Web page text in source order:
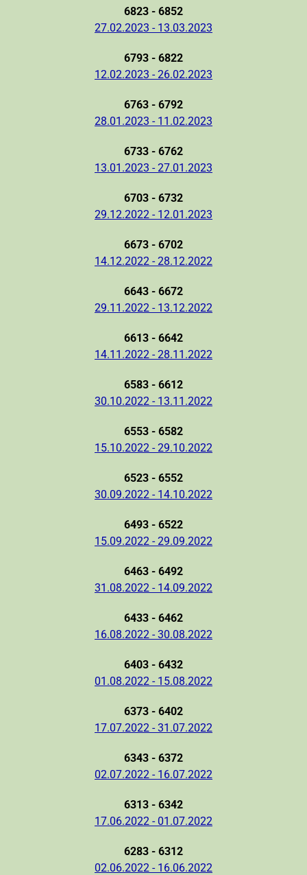
6823 - 6852
27.02.2023 - 13.03.2023
6793 - 6822
12.02.2023 - 26.02.2023
6763 - 6792
28.01.2023 - 11.02.2023
6733 - 6762
13.01.2023 - 27.01.2023
6703 - 6732
29.12.2022 - 12.01.2023
6673 - 6702
14.12.2022 - 28.12.2022
6643 - 6672
29.11.2022 - 13.12.2022
6613 - 6642
14.11.2022 - 28.11.2022
6583 - 6612
30.10.2022 - 13.11.2022
6553 - 6582
15.10.2022 - 29.10.2022
6523 - 6552
30.09.2022 - 14.10.2022
6493 - 6522
15.09.2022 - 29.09.2022
6463 - 6492
31.08.2022 - 14.09.2022
6433 - 6462
16.08.2022 - 30.08.2022
6403 - 6432
01.08.2022 - 15.08.2022
6373 - 6402
17.07.2022 - 31.07.2022
6343 - 6372
02.07.2022 - 16.07.2022
6313 - 6342
17.06.2022 - 01.07.2022
6283 - 6312
02.06.2022 - 16.06.2022